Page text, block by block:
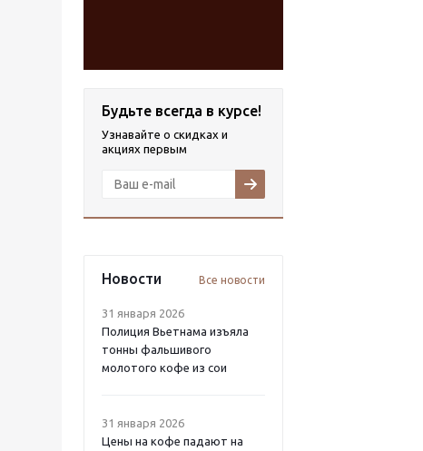
Будьте всегда в курсе!
Узнавайте о скидках и
акциях первым
Новости Все новости
31 января 2026
Полиция Вьетнама изъяла
тонны фальшивого
молотого кофе из сои
31 января 2026
Цены на кофе падают на